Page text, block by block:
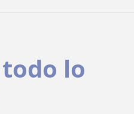
lo